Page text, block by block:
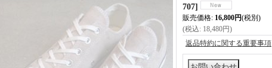
707]
販売価格: 16,800円(税別)
(税込: 18,480円)
返品特約に関する重要事項